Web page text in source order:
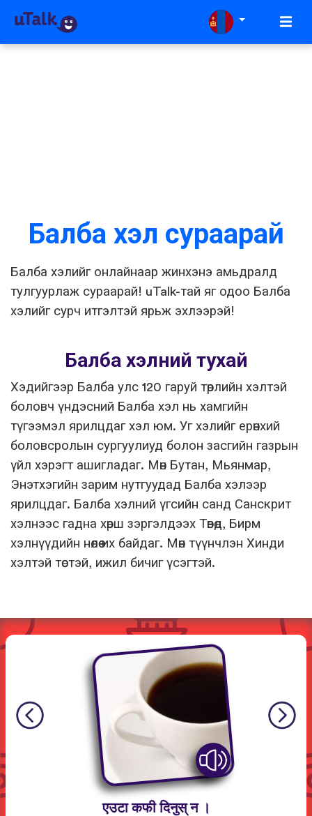
Балба хэл сураарай
Балба хэлийг онлайнаар жинхэнэ амьдралд
тулгуурлаж сураарай! uTalk-тай яг одоо Балба
хэлийг сурч итгэлтэй ярьж эхлээрэй!
Балба хэлний тухай
Хэдийгээр Балба улс 120 гаруй төрлийн хэлтэй
боловч үндэсний Балба хэл нь хамгийн
түгээмэл ярилцдаг хэл юм. Уг хэлийг ерөнхий
боловсролын сургуулиуд болон засгийн газрын
үйл хэрэгт ашигладаг. Мөн Бутан, Мьянмар,
Энэтхэгийн зарим нутгуудад Балба хэлээр
ярилцдаг. Балба хэлний үгсийн санд Санскрит
хэлнээс гадна хөрш зэргэлдээх Төвөд, Бирм
хэлнүүдийн нөлөө их байдаг. Мөн түүнчлэн Хинди
хэлтэй төстэй, ижил бичиг үсэгтэй.
एउटा कफी दिनुस् न ।